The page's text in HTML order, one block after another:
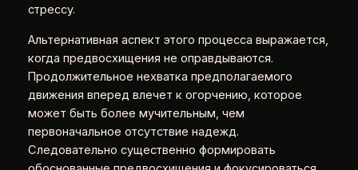
стрессу.
Альтернативная аспект этого процесса выражается,
когда предвосхищения не оправдываются.
Продолжительное нехватка предполагаемого
движения вперед влечет к огорчению, которое
может быть более мучительным, чем
первоначальное отсутствие надежд.
Следовательно существенно формировать